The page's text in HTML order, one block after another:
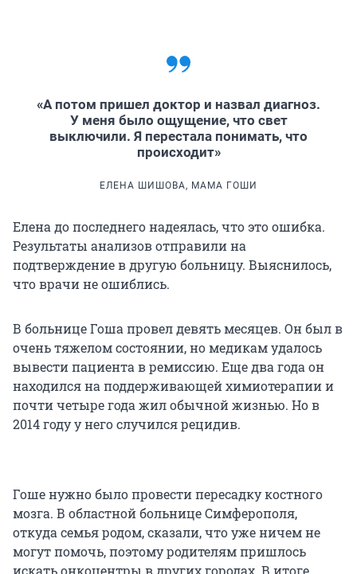
«А потом пришел доктор и назвал диагноз.
У меня было ощущение, что свет
выключили. Я перестала понимать, что
происходит»
ЕЛЕНА ШИШОВА, МАМА ГОШИ
Елена до последнего надеялась, что это ошибка.
Результаты анализов отправили на
подтверждение в другую больницу. Выяснилось,
что врачи не ошиблись.
В больнице Гоша провел девять месяцев. Он был в
очень тяжелом состоянии, но медикам удалось
вывести пациента в ремиссию. Еще два года он
находился на поддерживающей химиотерапии и
почти четыре года жил обычной жизнью. Но в
2014 году у него случился рецидив.
Гоше нужно было провести пересадку костного
мозга. В областной больнице Симферополя,
откуда семья родом, сказали, что уже ничем не
могут помочь, поэтому родителям пришлось
искать онкоцентры в других городах. В итоге